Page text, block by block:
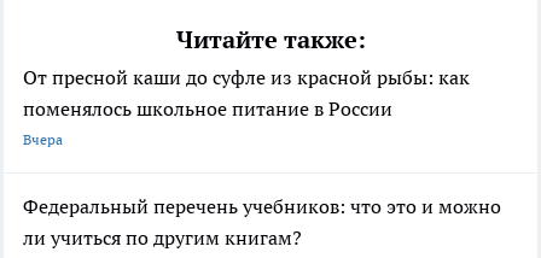
Читайте также:
От пресной каши до суфле из красной рыбы: как
поменялось школьное питание в России
Вчера
Федеральный перечень учебников: что это и можно
ли учиться по другим книгам?